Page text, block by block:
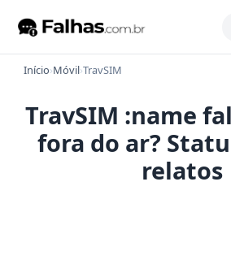
Início›Móvil›TravSIM
TravSIM :name
fora do ar?
relatos